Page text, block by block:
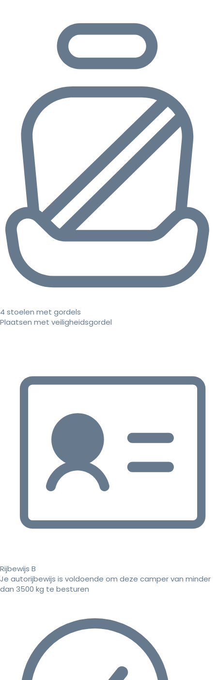
4 stoelen met gordels
Plaatsen met veiligheidsgordel
Rijbewijs B
Je autorijbewijs is voldoende om deze camper van minder
dan 3500 kg te besturen